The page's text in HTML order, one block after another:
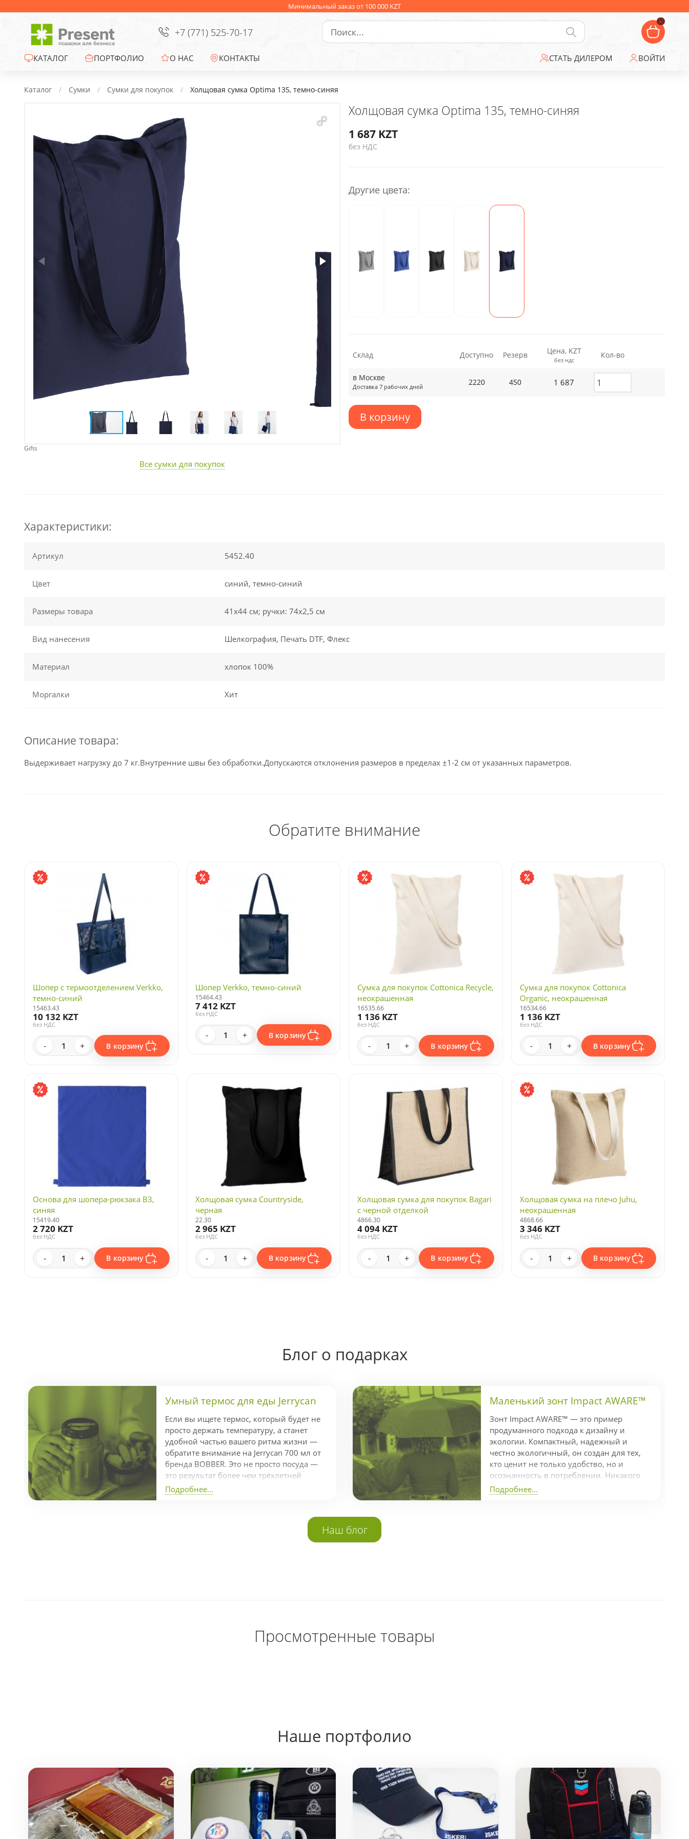
Минимальный заказ от 100 000 KZT
+7 (771) 525-70-17
-
КАТАЛОГ
Офисные сувениры
Зонты
Промо-сувениры
Ежедневники
Новогодние подарки
Сувениры к
праздникам
Упаковка
Подарочные наборы
Личные аксессуары
Деловые подарки
ПОРТФОЛИО О НАС КОНТАКТЫ СТАТЬ ДИЛЕРОМ ВОЙТИ
Каталог Сумки Сумки для покупок Холщовая сумка Optima 135, темно-синяя
Gifts
Все сумки для покупок
Холщовая сумка Optima 135, темно-синяя
1 687 KZT
без НДС
Другие цвета:
Склад Доступно Резерв Цена, KZT
без ндс Кол-во
в Москве
Доставка 7 рабочих дней 2220 450 1 687
В корзину
Характеристики:
Артикул 5452.40
Цвет синий, темно-синий
Размеры товара 41х44 см; ручки: 74х2,5 см
Вид нанесения Шелкография, Печать DTF, Флекс
Материал хлопок 100%
Моргалки Хит
Описание товара:
Выдерживает нагрузку до 7 кг.Внутренние швы без обработки.Допускаются отклонения размеров в пределах ±1-2 см от указанных параметров.
Обратите внимание
Шопер с термоотделением Verkko,
темно-синий
15463.43
10 132 KZT
без НДС
- + В корзину
Шопер Verkko, темно-синий
15464.43
7 412 KZT
без НДС
- + В корзину
Сумка для покупок Cottonica Recycle,
неокрашенная
16535.66
1 136 KZT
без НДС
- + В корзину
Сумка для покупок Cottonica
Organic, неокрашенная
16534.66
1 136 KZT
без НДС
- + В корзину
Основа для шопера-рюкзака B3,
синяя
15419.40
2 720 KZT
без НДС
- + В корзину
Холщовая сумка Countryside,
черная
22.30
2 965 KZT
без НДС
- + В корзину
Холщовая сумка для покупок Bagari
с черной отделкой
4866.30
4 094 KZT
без НДС
- + В корзину
Холщовая сумка на плечо Juhu,
неокрашенная
4868.66
3 346 KZT
без НДС
- + В корзину
Блог о подарках
Умный термос для еды Jerrycan
Если вы ищете термос, который будет не
просто держать температуру, а станет
удобной частью вашего ритма жизни —
обратите внимание на Jerrycan 700 мл от
бренда BOBBER. Это не просто посуда —
это результат более чем трёхлетней
разработки командой экспертов,
отмеченный престижной наградой Red
продуманный дизайн. Держит тепло до 14
Подробнее...
Маленький зонт Impact AWARE™
Зонт Impact AWARE™ — это пример
продуманного подхода к дизайну и
экологии. Компактный, надежный и
честно экологичный, он создан для тех,
кто ценит не только удобство, но и
осознанность в потреблении. Никакого
гринвошинга — только реальные
действия Коллекция Impact включает
Подробнее...
Наш блог
Просмотренные товары
Наше портфолио